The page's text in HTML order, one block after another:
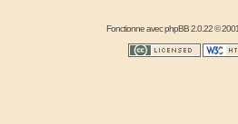
Fonctionne avecphpBB2.0.22 ©